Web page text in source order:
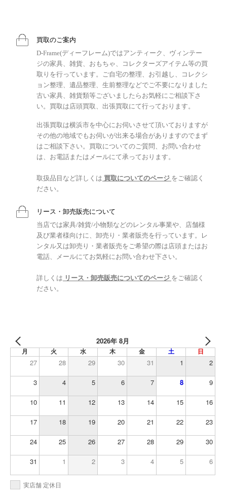
買取のご案内
D-Frame(ディーフレーム)ではアンティーク、ヴィンテー
ジの家具、雑貨、おもちゃ、コレクターズアイテム等の買
取りを行っています。ご自宅の整理、お引越し、コレクシ
ョン整理、遺品整理、生前整理などでご不要になりました
古い家具、雑貨類等ございましたらお気軽にご相談下さ
い。買取は店頭買取、出張買取にて行っております。
出張買取は横浜市を中心にお伺いさせて頂いておりますが
その他の地域でもお伺いが出来る場合がありますのでまず
はご相談下さい。買取についてのご質問、お問い合わせ
は、お電話またはメールにて承っております。
取扱品目など詳しくは 買取についてのページ をご確認く
ださい。
リース・卸売販売について
当店では家具/雑貨/小物類などのレンタル事業や、店舗様
及び業者様向けに、卸売り・業者販売を行っています。レ
ンタル又は卸売り・業者販売をご希望の際は店頭またはお
電話、メールにてお気軽にお問い合わせ下さい。
詳しくは リース・卸売販売についてのページ をご確認く
ださい。
2026年 8月
月 火 水 木 金 土 日
27 28 29 30 31 1 2
3 4 5 6 7 8 9
10 11 12 13 14 15 16
17 18 19 20 21 22 23
24 25 26 27 28 29 30
31 1 2 3 4 5 6
実店舗 定休日